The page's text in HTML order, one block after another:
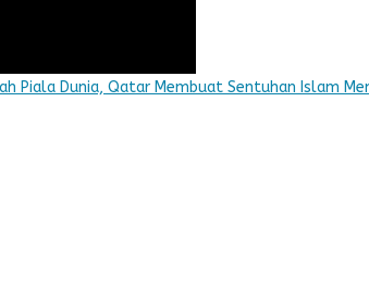
Piala Dunia, Qatar Membuat Sentuhan Islam